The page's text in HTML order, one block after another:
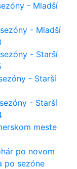
- Mladší
- Mladší
- Starší
- Starší
- Starší
meste
po novom
po sezóne